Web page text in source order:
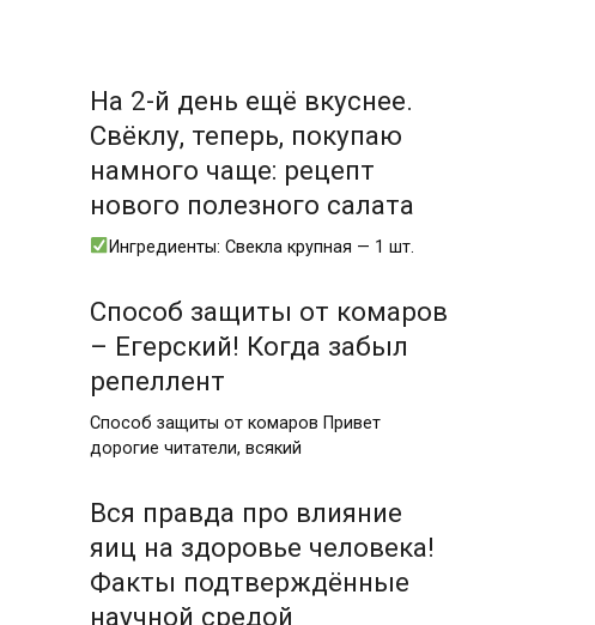
На 2-й день ещё вкуснее.
Свёклу, теперь, покупаю
намного чаще: рецепт
нового полезного салата
Ингредиенты: Свекла крупная — 1 шт.
Cпособ защиты от комаров
– Егерский! Когда забыл
репеллент
Cпособ защиты от комаров Привет
дорогие читатели, всякий
Вся правда про влияние
яиц на здоровье человека!
Факты подтверждённые
научной средой